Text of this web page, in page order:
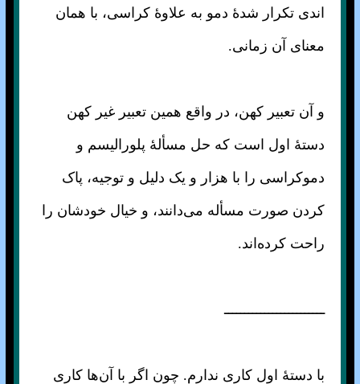
اندی تکرار شدهٔ دمو به علاوهٔ کراسی، با همان
معنای آن زمانی.
و آن تعبیر کهن، در واقع همین تعبیر غیر کهن
دستهٔ اول است که حل مسألهٔ پلورالیسم و
دموکراسی را با هزار و یک دلیل و توجیه، پاک
کردن صورت مسأله می‌دانند، و خیال خودشان را
راحت کرده‌اند.
ـــــــــــــــــــــــــ
با دستهٔ اول کاری ندارم. چون اگر با آن‌ها کاری